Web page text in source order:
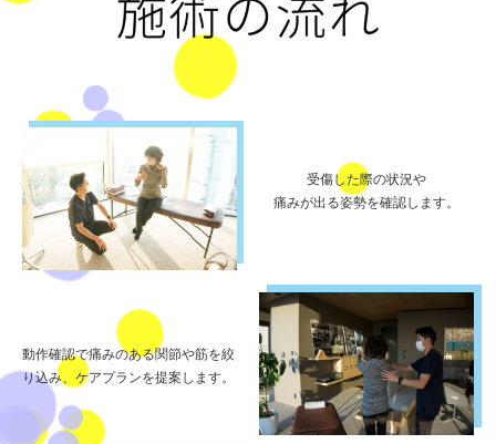
受傷した際の状況や
痛みが出る姿勢を確認します。
動作確認で痛みのある関節や筋を絞
り込み、 ケアプランを提案します。